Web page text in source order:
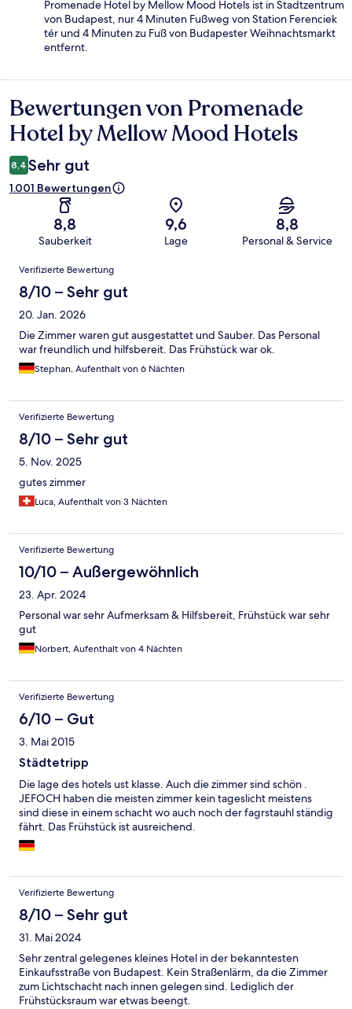
Promenade Hotel by Mellow Mood Hotels ist in Stadtzentrum
von Budapest, nur 4 Minuten Fußweg von Station Ferenciek
tér und 4 Minuten zu Fuß von Budapester Weihnachtsmarkt
entfernt.
Bewertungen
Bewertungen von Promenade
Hotel by Mellow Mood Hotels
8,4 Sehr gut
1.001 Bewertungen
8,8
Sauberkeit
9,6
Lage
8,8
Personal & Service
Bewertungen
Verifizierte Bewertung
8/10 – Sehr gut
20. Jan. 2026
Die Zimmer waren gut ausgestattet und Sauber. Das Personal
war freundlich und hilfsbereit. Das Frühstück war ok.
Stephan, Aufenthalt von 6 Nächten
Verifizierte Bewertung
8/10 – Sehr gut
5. Nov. 2025
gutes zimmer
Luca, Aufenthalt von 3 Nächten
Verifizierte Bewertung
10/10 – Außergewöhnlich
23. Apr. 2024
Personal war sehr Aufmerksam & Hilfsbereit, Frühstück war sehr
gut
Norbert, Aufenthalt von 4 Nächten
Verifizierte Bewertung
6/10 – Gut
3. Mai 2015
Städtetripp
Die lage des hotels ust klasse. Auch die zimmer sind schön .
JEFOCH haben die meisten zimmer kein tageslicht meistens
sind diese in einem schacht wo auch noch der fagrstauhl ständig
fährt. Das Frühstück ist ausreichend.
Verifizierte Bewertung
8/10 – Sehr gut
31. Mai 2024
Sehr zentral gelegenes kleines Hotel in der bekanntesten
Einkaufsstraße von Budapest. Kein Straßenlärm, da die Zimmer
zum Lichtschacht nach innen gelegen sind. Lediglich der
Frühstücksraum war etwas beengt.